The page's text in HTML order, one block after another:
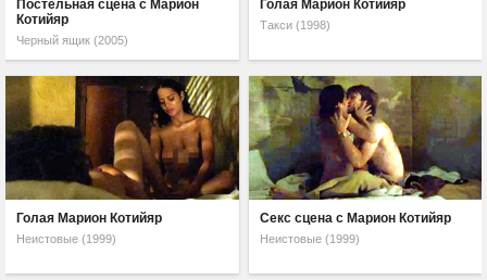
Постельная сцена с Марион
Котийяр
Черный ящик (2005)
Голая Марион Котийяр
Такси (1998)
Голая Марион Котийяр
Неистовые (1999)
Секс сцена с Марион Котийяр
Неистовые (1999)